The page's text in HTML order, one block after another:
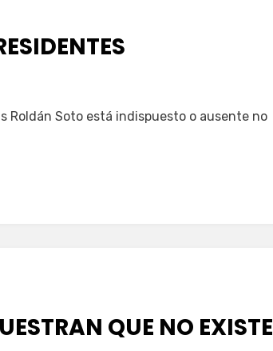
Roldán Soto está indispuesto o ausente no
QUE NO EXISTE